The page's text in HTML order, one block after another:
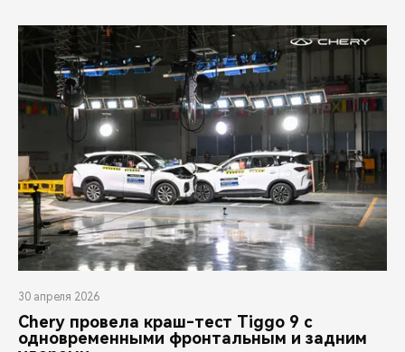
30 апреля 2026
Chery провела краш-тест Tiggo 9 с
одновременными фронтальным и задним